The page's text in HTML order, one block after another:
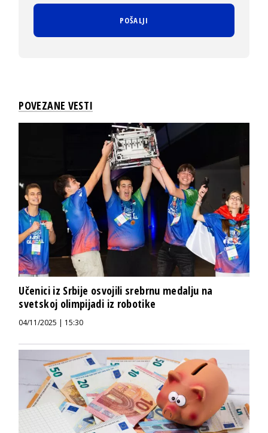
POVEZANE VESTI
Učenici iz Srbije osvojili srebrnu medalju na
svetskoj olimpijadi iz robotike
04/11/2025 | 15:30